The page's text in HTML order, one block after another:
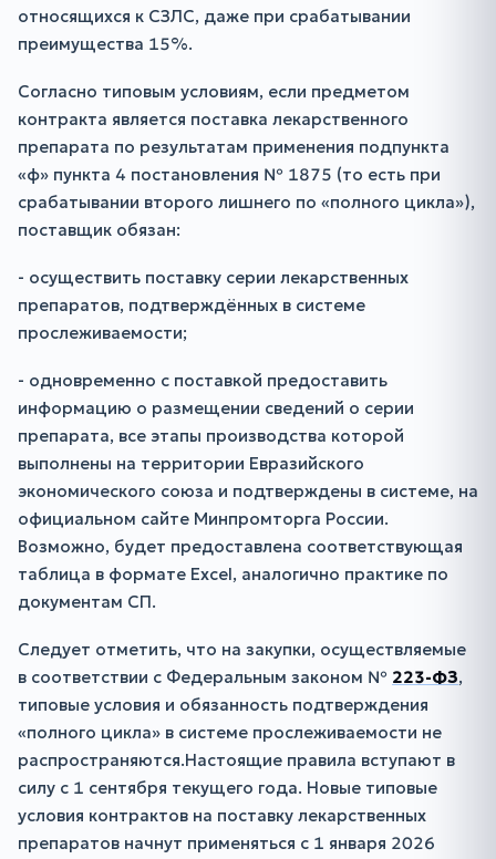
относящихся к СЗЛС, даже при срабатывании
преимущества 15%.
Согласно типовым условиям, если предметом
контракта является поставка лекарственного
препарата по результатам применения подпункта
«ф» пункта 4 постановления № 1875 (то есть при
срабатывании второго лишнего по «полного цикла»),
поставщик обязан:
- осуществить поставку серии лекарственных
препаратов, подтверждённых в системе
прослеживаемости;
- одновременно с поставкой предоставить
информацию о размещении сведений о серии
препарата, все этапы производства которой
выполнены на территории Евразийского
экономического союза и подтверждены в системе, на
официальном сайте Минпромторга России.
Возможно, будет предоставлена соответствующая
таблица в формате Excel, аналогично практике по
документам СП.
Следует отметить, что на закупки, осуществляемые
в соответствии с Федеральным законом № 223-ФЗ,
типовые условия и обязанность подтверждения
«полного цикла» в системе прослеживаемости не
распространяются.Настоящие правила вступают в
силу с 1 сентября текущего года. Новые типовые
условия контрактов на поставку лекарственных
препаратов начнут применяться с 1 января 2026